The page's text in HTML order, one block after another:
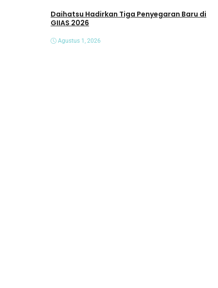
Daihatsu Hadirkan Tiga Penyegaran Baru di
GIIAS 2026
Agustus 1, 2026